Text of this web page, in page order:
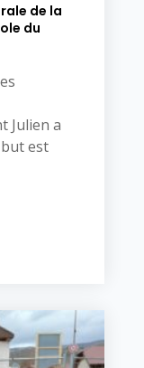
de la
du
Julien a
est